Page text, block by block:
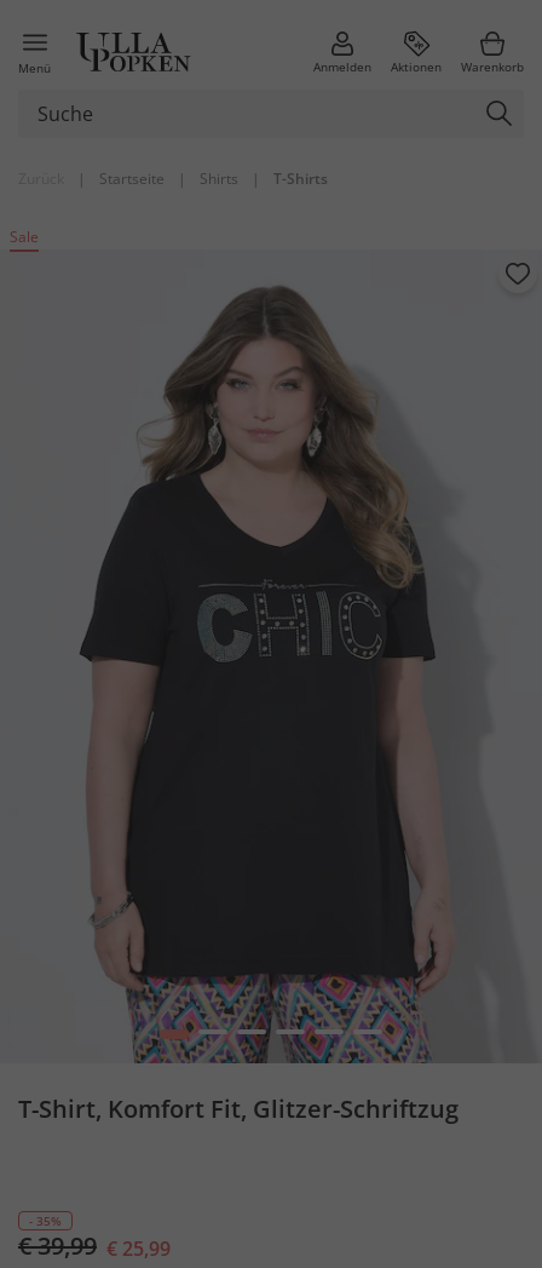
Menü Anmelden Aktionen Warenkorb
| Startseite | Shirts | T-Shirts
Sale
1 2 3 4 5 6
T-Shirt, Komfort Fit, Glitzer-Schriftzug
- 35%
€ 39,99 € 25,99